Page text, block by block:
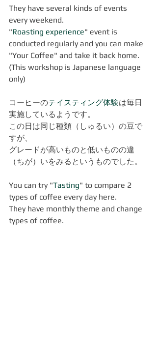
They have several kinds of events
every weekend.
"Roasting experience" event is
conducted regularly and you can make
"Your Coffee" and take it back home.
(This workshop is Japanese language
only)
コーヒーのテイスティング体験は毎日
実施しているようです。
この日は同じ種類（しゅるい）の豆で
すが、
グレードが高いものと低いものの違
（ちが）いをみるというものでした。
You can try "Tasting" to compare 2
types of coffee every day here.
They have monthly theme and change
types of coffee.